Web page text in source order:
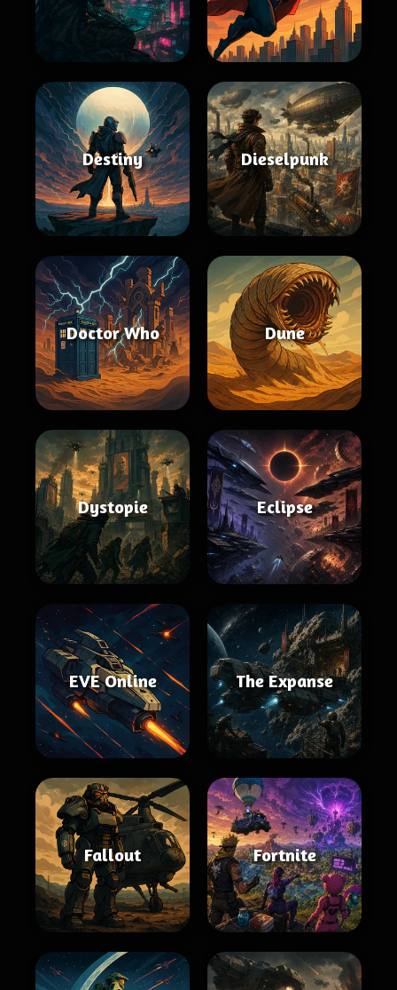
Destiny Dieselpunk
Doctor Who Dune
Dystopie Eclipse
EVE Online The Expanse
Fallout Fortnite